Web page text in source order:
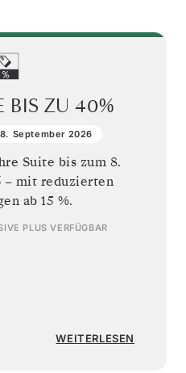
BIS ZU 40%
September 2026
Suite bis zum 8.
– mit reduzierten
ab 15 %.
PLUS VERFÜGBAR
WEITERLESEN